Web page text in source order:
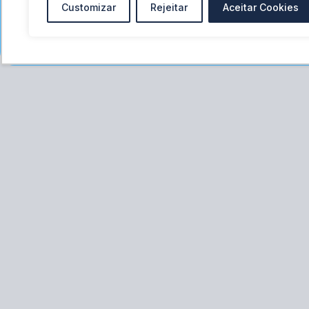
Customizar Rejeitar Aceitar Cookies